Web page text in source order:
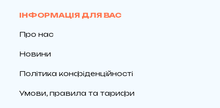
ІНФОРМАЦІЯ ДЛЯ ВАС
Про нас
Новини
Політика конфіденційності
Умови, правила та тарифи